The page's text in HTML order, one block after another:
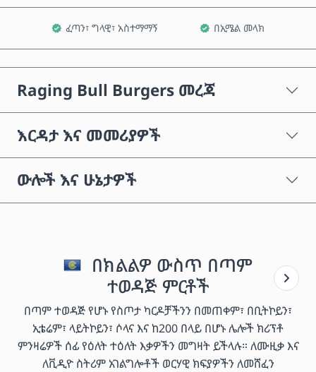
ፈጣን፣ ግላዊ፣ አስተማማኝ በኢሜል መላክ
Raging Bull Burgers መረጃ
እርዳታ እና መመሪያዎች
ውሎች እና ሁኔታዎች
በክልልዎ ውስጥ በጣም
ተወዳጅ ምርቶች
በጣም ተወዳጅ የሆኑ የስጦታ ካርዶቻችንን በመጠቀም፣ በቢትኮይን፣
ኢቴሬም፣ ላይትኮይን፣ ሶላና እና ከ200 በላይ በሆኑ ሌሎች ክሪፕቶ
ምንዛሬዎች ሰፊ የዕለት ተዕለት እቃዎችን መግዛት ይችላሉ። ለሙዚቃ እና
ለቪዲዮ ስትሪም አገልግሎቶች ወርሃዊ ክፍያዎችን ለመሸፈን